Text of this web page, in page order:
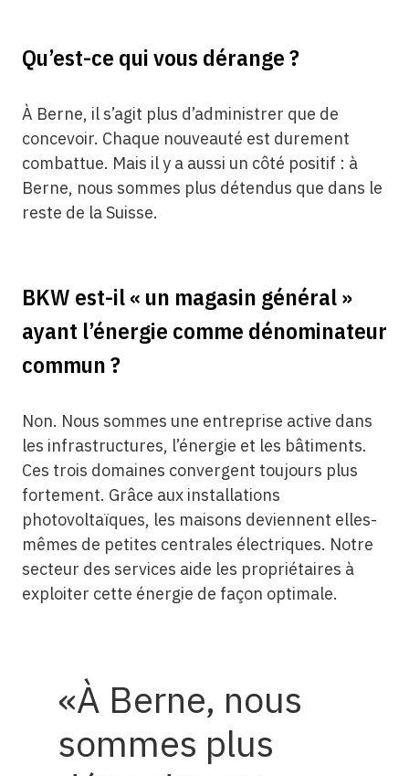
Qu’est-ce qui vous dérange ?
À Berne, il s’agit plus d’administrer que de
concevoir. Chaque nouveauté est durement
combattue. Mais il y a aussi un côté positif : à
Berne, nous sommes plus détendus que dans le
reste de la Suisse.
BKW est-il « un magasin général »
ayant l’énergie comme dénominateur
commun ?
Non. Nous sommes une entreprise active dans
les infrastructures, l’énergie et les bâtiments.
Ces trois domaines convergent toujours plus
fortement. Grâce aux installations
photovoltaïques, les maisons deviennent elles-
mêmes de petites centrales électriques. Notre
secteur des services aide les propriétaires à
exploiter cette énergie de façon optimale.
À Berne, nous
sommes plus